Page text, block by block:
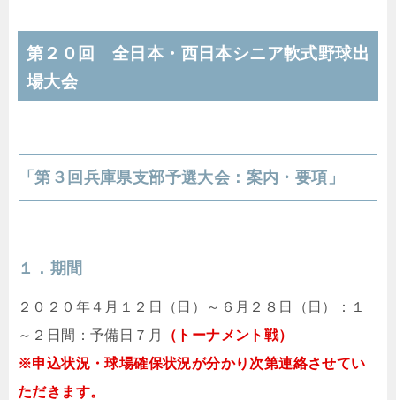
第２０回 全日本・西日本シニア軟式野球出
場大会
「第３回兵庫県支部予選大会：案内・要項」
１．期間
２０２０年４月１２日（日）～６月２８日（日）：１
～２日間：予備日７月
（トーナメント戦）
※申込状況・球場確保状況が分かり次第連絡させてい
ただきます。